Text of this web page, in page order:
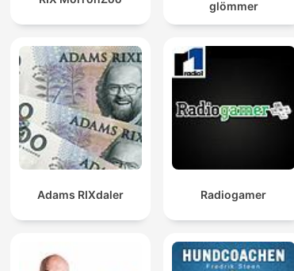
glömmer
Adams RIXdaler Radiogamer